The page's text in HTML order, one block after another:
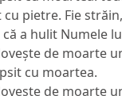
pietre. Fie
a hulit Numele
de moarte
cu moartea.
de moarte